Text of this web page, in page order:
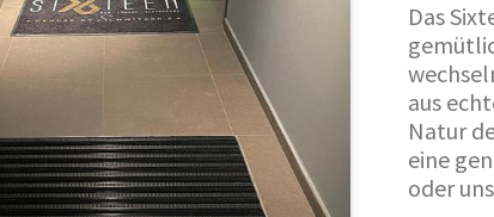
Das
aus
Natur
eine
oder